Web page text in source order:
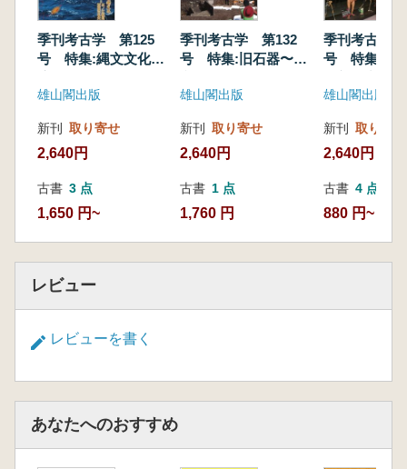
長沼 孝 北海道 白滝
吉川耕太郎 東北 男鹿
宮坂 清 関東・中部 霧ケ峰
川道 寛 九州 腰岳
洪美瑛(訳:金恩正) 黒曜石と朝鮮半島の旧石器
時代
<コラム>
柳田裕三 福井洞窟 長崎県佐世保市
<追悼>
新開基史 縄文時代の水場遺構と漆塗り土
器 神奈川県伊勢原市西富岡・向畑遺跡
森下靖士・加藤和歳 古墳時代後期の遺物埋
季刊考古学 第125
号 特集:縄文文化の
雄山閣出版
新刊 取り寄せ
2,640円
古書 3 点
1,650 円~
季刊考古学 第132
号 特集:旧石器〜縄
雄山閣出版
新刊 取り寄せ
2,640円
古書 1 点
1,760 円
季刊考古学
号 特集:古
雄山閣出版
新刊 取り寄せ
2,640円
古書 4 点
880 円~
レビュー
レビューを書く
あなたへのおすすめ